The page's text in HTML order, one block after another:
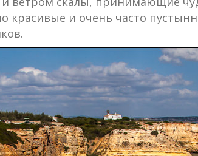
красивые и очень часто